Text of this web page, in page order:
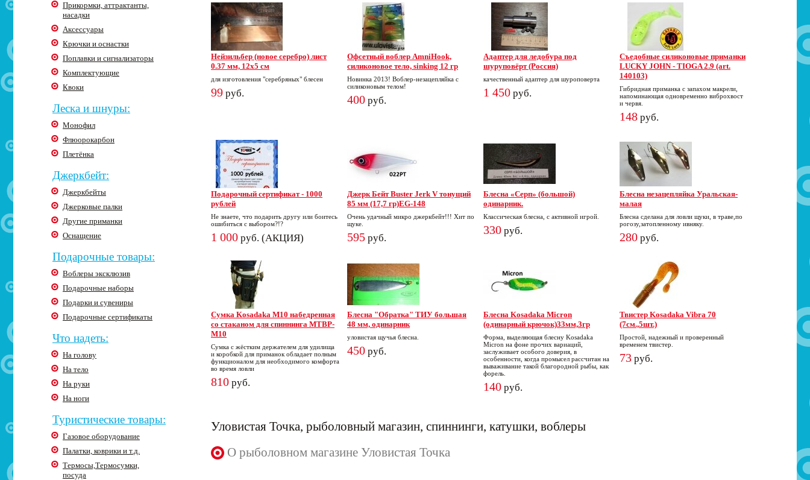
Прикормки, аттрактанты,
насадки
Аксессуары
Крючки и оснастки
Поплавки и сигнализаторы
Комплектующие
Квоки
Леска и шнуры:
Монофил
Флюорокарбон
Плетёнка
Джеркбейт:
Джеркбейты
Джерковые палки
Другие приманки
Оснащение
Подарочные товары:
Воблеры эксклюзив
Подарочные наборы
Подарки и сувениры
Подарочные сертификаты
Что надеть:
На голову
На тело
На руки
На ноги
Туристические товары:
Газовое оборудование
Палатки, коврики и т.д.
Термосы,Термосумки,
посуда
Нейзильбер (новое серебро) лист
0.37 мм, 12х5 см
для изготовления "серебряных" блесен
99 руб.
Офсетный воблер AmniHook,
силиконовое тело, sinking 12 гр
Новинка 2013! Воблер-незацепляйка с
силиконовым телом!
400 руб.
Адаптер для ледобура под
шуруповёрт (Россия)
качественный адаптер для шуроповерта
1 450 руб.
Съедобные силиконовые приманки
LUCKY JOHN - TIOGA 2.9 (art.
140103)
Гибридная приманка с запахом макрели,
напоминающая одновременно виброхвост
и червя.
148 руб.
Подарочный сертификат - 1000
рублей
Не знаете, что подарить другу или боитесь
ошибиться с выбором?!?
1 000 руб. (АКЦИЯ)
Джерк Бейт Buster Jerk V тонущий
85 мм (17,7 гр)EG-148
Очень удачный микро джеркбейт!!! Хит по
щуке.
595 руб.
Блесна «Серп» (большой)
одинарник.
Классическая блесна, с активной игрой.
330 руб.
Блесна незацепляйка Уральская-
малая
Блесна сделана для ловли щуки, в траве,по
рогозу,затопленному ивняку.
280 руб.
Cумка Kosadaka M10 набедренная
со стаканом для спиннинга MTBP-
M10
Сумка с жёстким держателем для удилища
и коробкой для приманок обладает полным
функционалом для необходимого комфорта
во время ловли
810 руб.
Блесна "Обратка" ТИУ большая
48 мм, одинарник
уловистая щучья блесна.
450 руб.
Блесна Kosadaka Micron
(одинарный крючок)33мм,3гр
Форма, выделяющая блесну Kosadaka
Micron на фоне прочих вариаций,
заслуживает особого доверия, в
особенности, когда промысел рассчитан на
вываживание такой благородной рыбы, как
форель.
140 руб.
Твистер Kosadaka Vibra 70
(7см.,5шт.)
Простой, надежный и проверенный
временем твистер.
73 руб.
Уловистая Точка, рыболовный магазин, спиннинги, катушки, воблеры
О рыболовном магазине Уловистая Точка